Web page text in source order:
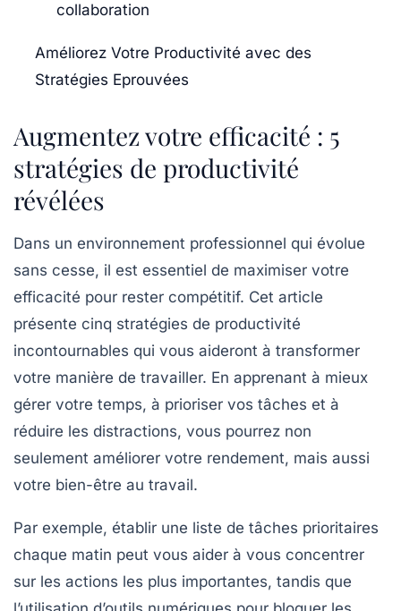
collaboration
Améliorez Votre Productivité avec des
Stratégies Eprouvées
Augmentez votre efficacité : 5
stratégies de productivité
révélées
Dans un environnement professionnel qui évolue
sans cesse, il est essentiel de maximiser votre
efficacité pour rester compétitif. Cet article
présente cinq stratégies de productivité
incontournables qui vous aideront à transformer
votre manière de travailler. En apprenant à mieux
gérer votre temps, à prioriser vos tâches et à
réduire les distractions, vous pourrez non
seulement améliorer votre rendement, mais aussi
votre bien-être au travail.
Par exemple, établir une liste de tâches prioritaires
chaque matin peut vous aider à vous concentrer
sur les actions les plus importantes, tandis que